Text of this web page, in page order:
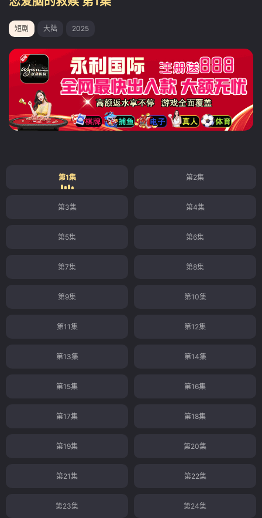
短剧 大陆 2025
第1集 第2集
第3集 第4集
第5集 第6集
第7集 第8集
第9集 第10集
第11集 第12集
第13集 第14集
第15集 第16集
第17集 第18集
第19集 第20集
第21集 第22集
第23集 第24集